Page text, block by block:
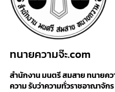
ทนายความจ๊ะ.com
สำนักงาน มนตรี สมสาย ทนายค
ความ รับว่าความทั่วราชอาณาจักร